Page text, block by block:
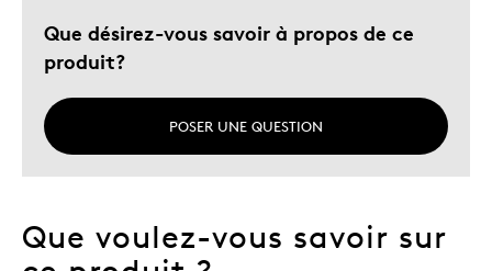
Que désirez-vous savoir à propos de ce
produit?
POSER UNE QUESTION
Que voulez-vous savoir sur